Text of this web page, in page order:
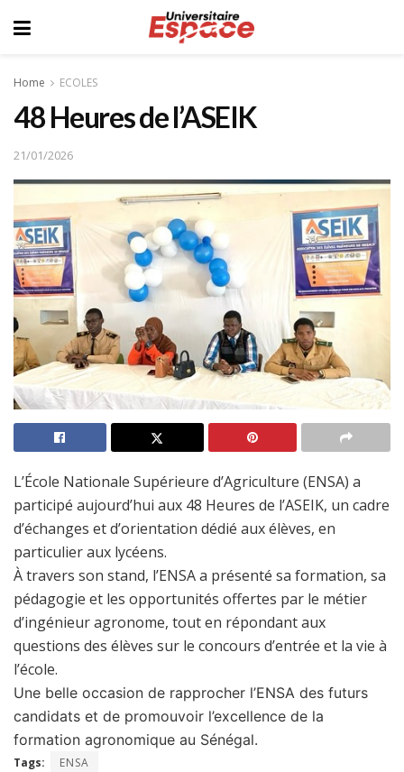
Home ECOLES
48 Heures de l’ASEIK
21/01/2026
L’École Nationale Supérieure d’Agriculture (ENSA) a
participé aujourd’hui aux 48 Heures de l’ASEIK, un cadre
d’échanges et d’orientation dédié aux élèves, en
particulier aux lycéens.
À travers son stand, l’ENSA a présenté sa formation, sa
pédagogie et les opportunités offertes par le métier
d’ingénieur agronome, tout en répondant aux
questions des élèves sur le concours d’entrée et la vie à
l’école.
Une belle occasion de rapprocher l’ENSA des futurs
candidats et de promouvoir l’excellence de la
formation agronomique au Sénégal.
Tags: ENSA